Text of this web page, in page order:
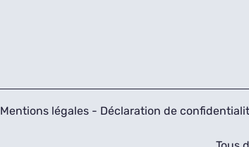
Mentions légales - Déclaration de